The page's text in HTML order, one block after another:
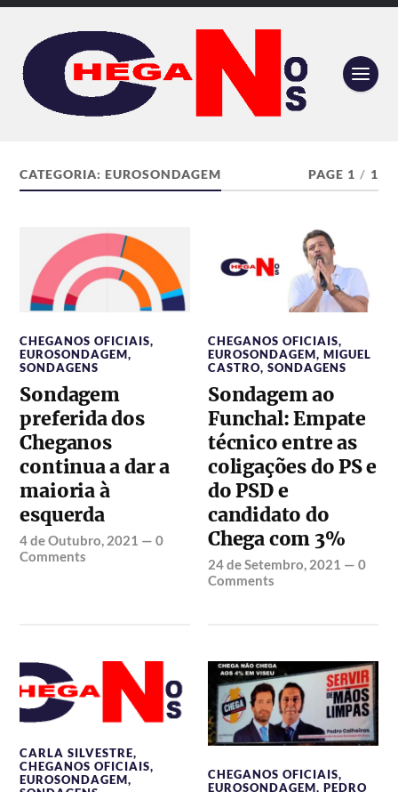
CATEGORIA:EUROSONDAGEM PAGE 1 / 1
CHEGANOS OFICIAIS,
EUROSONDAGEM,
SONDAGENS
Sondagem
preferida dos
Cheganos
continua a dar a
maioria à
esquerda
4 de Outubro, 2021 —0
Comments
CHEGANOS OFICIAIS,
EUROSONDAGEM,MIGUEL
CASTRO,SONDAGENS
Sondagem ao
Funchal: Empate
técnico entre as
coligações do PS e
do PSD e
candidato do
Chega com 3%
24 de Setembro, 2021 —0
Comments
CARLA SILVESTRE,
CHEGANOS OFICIAIS,
EUROSONDAGEM,
CHEGANOS OFICIAIS,
EUROSONDAGEM,PEDRO